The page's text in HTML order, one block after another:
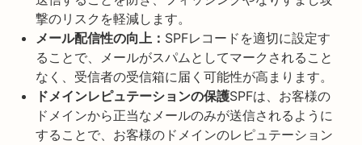
撃のリスクを軽減します。
メール配信性の向上： SPFレコードを適切に設定す
ることで、メールがスパムとしてマークされること
なく、受信者の受信箱に届く可能性が高まります。
ドメインレピュテーションの保護SPFは、お客様の
ドメインから正当なメールのみが送信されるように
することで、お客様のドメインのレピュテーション